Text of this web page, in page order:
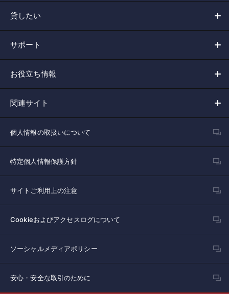
貸したい
サポート
お役立ち情報
関連サイト
個人情報の取扱いについて
特定個人情報保護方針
サイトご利用上の注意
Cookieおよびアクセスログについて
ソーシャルメディアポリシー
安心・安全な取引のために